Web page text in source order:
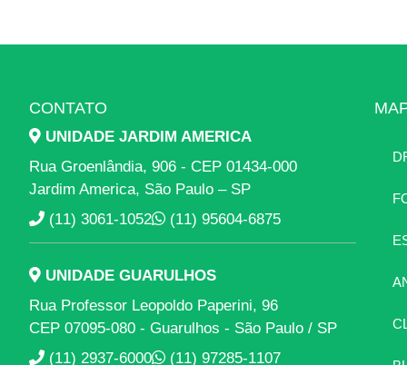
CONTATO
UNIDADE JARDIM AMERICA
Rua Groenlândia, 906 - CEP 01434-000
Jardim America, São Paulo – SP
(11) 3061-1052
(11) 95604-6875
UNIDADE GUARULHOS
Rua Professor Leopoldo Paperini, 96
CEP 07095-080 - Guarulhos - São Paulo / SP
(11) 2937-6000
(11) 97285-1107